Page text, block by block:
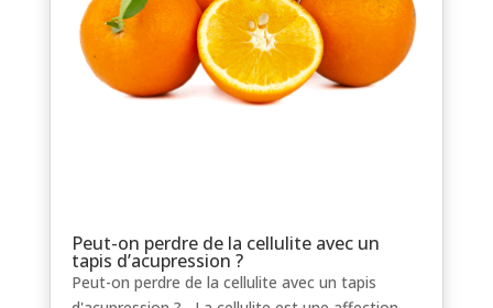
Peut-on perdre de la cellulite avec un
tapis d’acupression ?
Peut-on perdre de la cellulite avec un tapis